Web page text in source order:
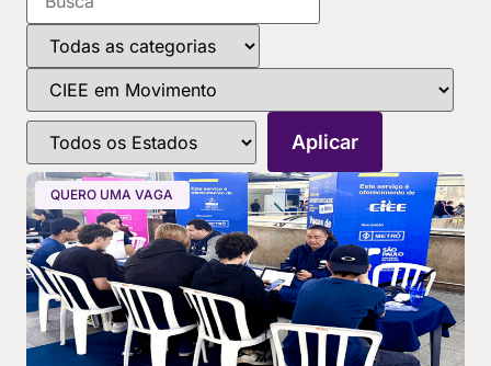
QUERO UMA VAGA